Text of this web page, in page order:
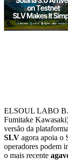
ELSOUL LABO
Fumitake
versão da
SLV agora apoia o
operadores podem
o mais recente